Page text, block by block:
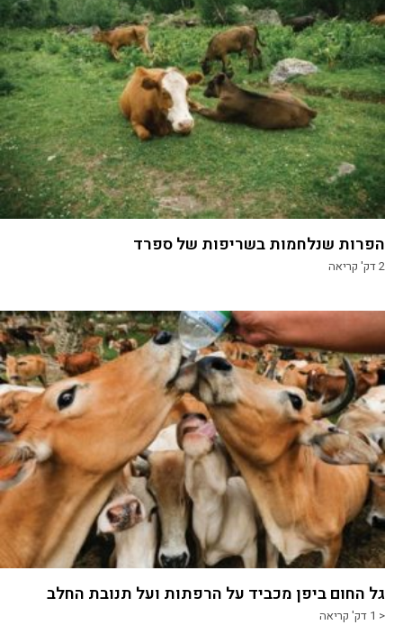
הפרות שנלחמות בשריפות של ספרד
2דק' קריאה
גל החום ביפן מכביד על הרפתות ועל תנובת החלב
< 1 דק' קריאה